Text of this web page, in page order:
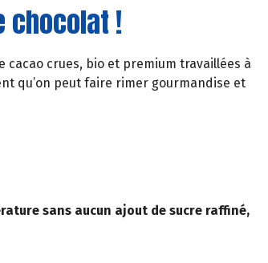
chocolat !
cacao crues, bio et premium travaillées à
qu’on peut faire rimer gourmandise et
sans aucun ajout de sucre raffiné,